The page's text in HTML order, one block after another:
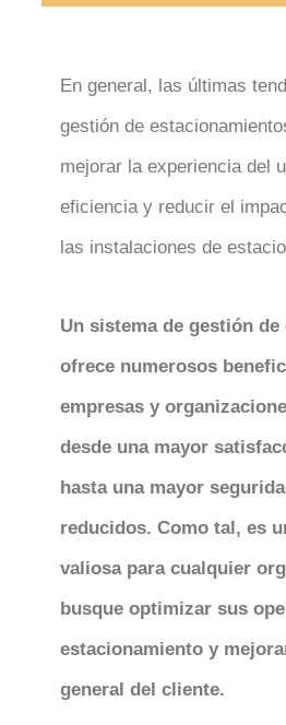
En general, las últimas
gestión de
mejorar la experiencia del
eficiencia y reducir el
las instalaciones de
Un sistema de gestión
ofrece numerosos
empresas y
desde una mayor
hasta una mayor
reducidos. Como tal, es
valiosa para cualquier
busque optimizar sus
estacionamiento y
general del cliente.